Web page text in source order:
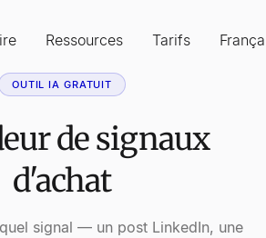
Ressources Tarifs
OUTIL IA GRATUIT
de signaux
d'achat
signal — un post LinkedIn, une